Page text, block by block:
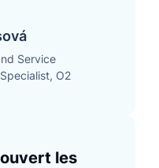
Service
O2
ouvert les